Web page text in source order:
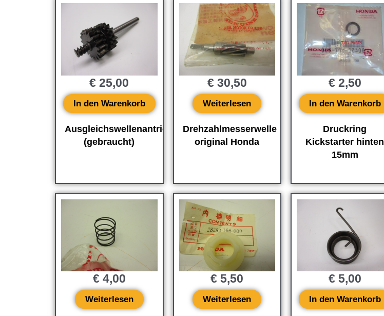
Ausgleichswellenantrieb
(gebraucht)
€ 25,00
In den Warenkorb
Drehzahlmesserwelle
original Honda
€30,50
Weiterlesen
Druckring
Kickstarter hinten
15mm
€2,50
In den Warenkorb
€4,00
Weiterlesen
€ 5,50
Weiterlesen
€5,00
In den Warenkorb